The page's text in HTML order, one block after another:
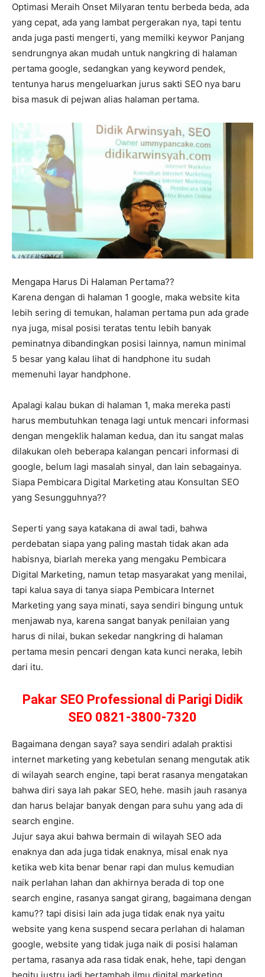
Optimasi Meraih Onset Milyaran tentu berbeda beda, ada
yang cepat, ada yang lambat pergerakan nya, tapi tentu
anda juga pasti mengerti, yang memilki keywor Panjang
sendrungnya akan mudah untuk nangkring di halaman
pertama google, sedangkan yang keyword pendek,
tentunya harus mengeluarkan jurus sakti SEO nya baru
bisa masuk di pejwan alias halaman pertama.
Mengapa Harus Di Halaman Pertama??
Karena dengan di halaman 1 google, maka website kita
lebih sering di temukan, halaman pertama pun ada grade
nya juga, misal posisi teratas tentu lebih banyak
peminatnya dibandingkan posisi lainnya, namun minimal
5 besar yang kalau lihat di handphone itu sudah
memenuhi layar handphone.
Apalagi kalau bukan di halaman 1, maka mereka pasti
harus membutuhkan tenaga lagi untuk mencari informasi
dengan mengeklik halaman kedua, dan itu sangat malas
dilakukan oleh beberapa kalangan pencari informasi di
google, belum lagi masalah sinyal, dan lain sebagainya.
Siapa Pembicara Digital Marketing atau Konsultan SEO
yang Sesungguhnya??
Seperti yang saya katakana di awal tadi, bahwa
perdebatan siapa yang paling mastah tidak akan ada
habisnya, biarlah mereka yang mengaku Pembicara
Digital Marketing, namun tetap masyarakat yang menilai,
tapi kalua saya di tanya siapa Pembicara Internet
Marketing yang saya minati, saya sendiri bingung untuk
menjawab nya, karena sangat banyak penilaian yang
harus di nilai, bukan sekedar nangkring di halaman
pertama mesin pencari dengan kata kunci neraka, lebih
dari itu.
Pakar SEO Professional di Parigi Didik
SEO 0821-3800-7320
Bagaimana dengan saya? saya sendiri adalah praktisi
internet marketing yang kebetulan senang mengutak atik
di wilayah search engine, tapi berat rasanya mengatakan
bahwa diri saya lah pakar SEO, hehe. masih jauh rasanya
dan harus belajar banyak dengan para suhu yang ada di
search engine.
Jujur saya akui bahwa bermain di wilayah SEO ada
enaknya dan ada juga tidak enaknya, misal enak nya
ketika web kita benar benar rapi dan mulus kemudian
naik perlahan lahan dan akhirnya berada di top one
search engine, rasanya sangat girang, bagaimana dengan
kamu?? tapi disisi lain ada juga tidak enak nya yaitu
website yang kena suspend secara perlahan di halaman
google, website yang tidak juga naik di posisi halaman
pertama, rasanya ada rasa tidak enak, hehe, tapi dengan